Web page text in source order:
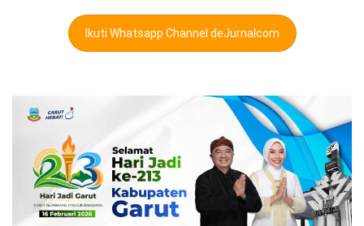
Ikuti Whatsapp Channel deJurnalcom